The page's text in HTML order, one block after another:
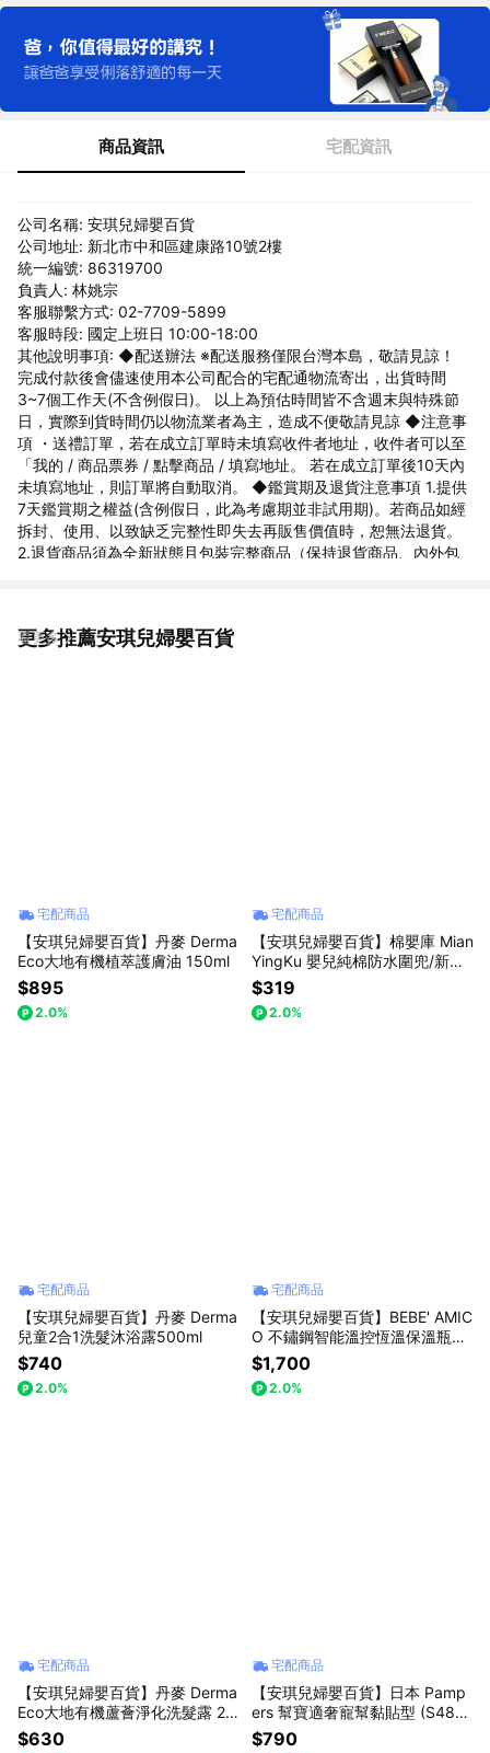
商品資訊 宅配資訊
公司名稱: 安琪兒婦嬰百貨
公司地址: 新北市中和區建康路10號2樓
統一編號: 86319700
負責人: 林姚宗
客服聯繫方式: 02-7709-5899
客服時段: 國定上班日 10:00-18:00
其他說明事項: ◆配送辦法 ※配送服務僅限台灣本島，敬請見諒！
完成付款後會儘速使用本公司配合的宅配通物流寄出，出貨時間
3~7個工作天(不含例假日)。 以上為預估時間皆不含週末與特殊節
日，實際到貨時間仍以物流業者為主，造成不便敬請見諒 ◆注意事
項 ・送禮訂單，若在成立訂單時未填寫收件者地址，收件者可以至
「我的 / 商品票券 / 點擊商品 / 填寫地址。 若在成立訂單後10天內
未填寫地址，則訂單將自動取消。 ◆鑑賞期及退貨注意事項 1.提供
7天鑑賞期之權益(含例假日，此為考慮期並非試用期)。若商品如經
拆封、使用、以致缺乏完整性即失去再販售價值時，恕無法退貨。
2.退貨商品須為全新狀態且包裝完整商品（保持退貨商品、內外包
裝上黏貼紙張或書寫文字，來做寄送。若原盒內所有物品有損壞或
更多推薦安琪兒婦嬰百貨
看更多
宅配商品
【安琪兒婦嬰百貨】丹麥 Derma
Eco大地有機植萃護膚油 150ml
$895
2.0%
宅配商品
【安琪兒婦嬰百貨】棉嬰庫 Mian
YingKu 嬰兒純棉防水圍兜/新生
兒圍兜口水巾/雲朵360圍兜 (咖
格子)
$319
2.0%
宅配商品
【安琪兒婦嬰百貨】丹麥 Derma
兒童2合1洗髮沐浴露500ml
$740
2.0%
宅配商品
【安琪兒婦嬰百貨】BEBE' AMIC
O 不鏽鋼智能溫控恆溫保溫瓶35
0ml
$1,700
2.0%
宅配商品
【安琪兒婦嬰百貨】丹麥 Derma
Eco大地有機蘆薈淨化洗髮露 25
0ml
$630
宅配商品
【安琪兒婦嬰百貨】日本 Pamp
ers 幫寶適奢寵幫黏貼型 (S48
片)
$790